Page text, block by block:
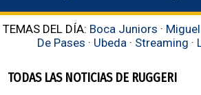
TEMAS DEL DÍA: Boca Juniors ·
De Pases · Ubeda · Streaming ·
TODAS LAS NOTICIAS DE RUGGERI